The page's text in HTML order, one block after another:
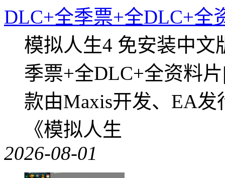
DLC+全季票+全DLC+全
模拟人生4 免安装中文
季票+全DLC+全资料
款由Maxis开发、EA
《模拟人生
2026-08-01